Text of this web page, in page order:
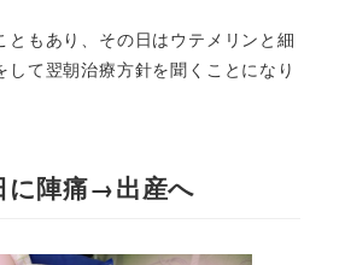
ともあり、その日はウテメリンと細
して翌朝治療方針を聞くことになり
に陣痛→出産へ